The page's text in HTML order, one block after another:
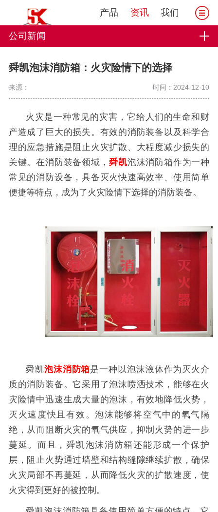
产品 资讯 我们
公司新闻
舜凯泡沫消防箱：火灾险情下的选择
来源： 时间：2024-12-10
火灾是一种常见的灾害，它给人们的生命和财
产造成了巨大的损失。有效的消防装备以及科学合
理的应急措施是阻止火灾扩散、大程度减少损失的
关键。在消防装备领域，舜凯泡沫消防箱作为一种
常见的消防设备，具备灭火快速高效率、使用简单
便捷等特点，成为了火灾险情下选择的消防装备。
舜凯泡沫消防箱是一种以泡沫液体作为灭火介
质的消防装备。它采用了泡沫喷洒技术，能够在火
灾险情中迅速生成大量的泡沫，有效地降低火势，
灭火速度快且有效。泡沫能够将空气中的氧气隔
绝，从而阻断火灾的氧气供应，抑制火势的进一步
蔓延。而且，舜凯泡沫消防箱还能形成一个保护
层，阻止火势通过墙壁和结构缝隙继续扩散，确保
火灾局部不再蔓延，从而降低火灾的扩散速度，使
火灾得到更好的被控制。